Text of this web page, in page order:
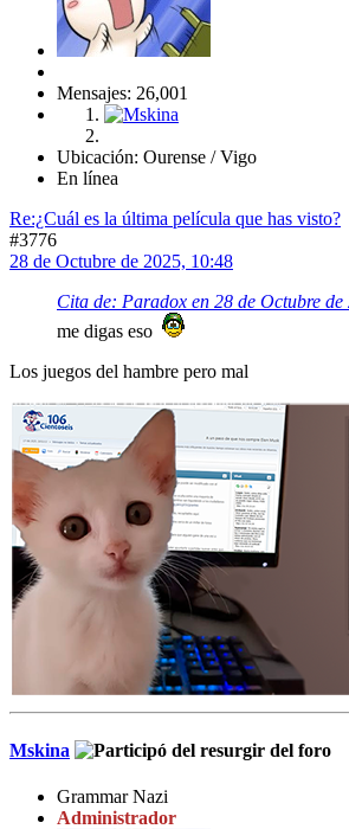
Mensajes: 26,001
Ubicación: Ourense / Vigo
En línea
Re:¿Cuál es la última película que has visto?
#3776
28 de Octubre de 2025, 10:48
Cita de: Paradox en 28 de Octubre
me digas eso
Los juegos del hambre pero mal
Mskina
Grammar Nazi
Administrador